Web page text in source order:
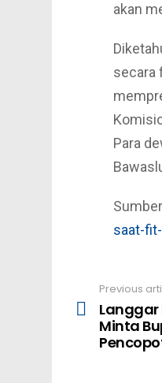
akan
secara
Para
saat-
more
Previous
Minta